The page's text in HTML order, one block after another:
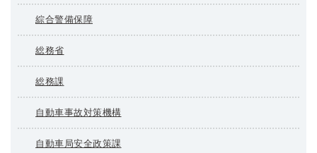
綜合警備保障
総務省
総務課
自動車事故対策機構
自動車局安全政策課